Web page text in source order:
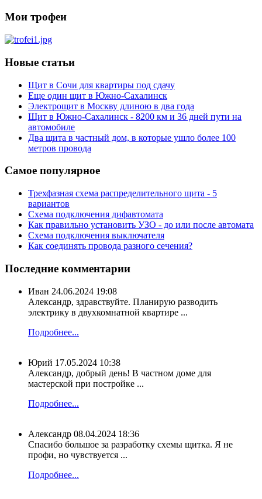
Мои трофеи
Новые статьи
Щит в Сочи для квартиры под сдачу
Еще один щит в Южно-Сахалинск
Электрощит в Москву длиною в два года
Щит в Южно-Сахалинск - 8200 км и 36 дней пути на
автомобиле
Два щита в частный дом, в которые ушло более 100
метров провода
Самое популярное
Трехфазная схема распределительного щита - 5
вариантов
Схема подключения дифавтомата
Как правильно установить УЗО - до или после автомата
Схема подключения выключателя
Как соединять провода разного сечения?
Последние комментарии
Иван 24.06.2024 19:08
Александр, здравствуйте. Планирую разводить
электрику в двухкомнатной квартире ...
Подробнее...
Юрий 17.05.2024 10:38
Александр, добрый день! В частном доме для
мастерской при постройке ...
Подробнее...
Александр 08.04.2024 18:36
Спасибо большое за разработку схемы щитка. Я не
профи, но чувствуется ...
Подробнее...